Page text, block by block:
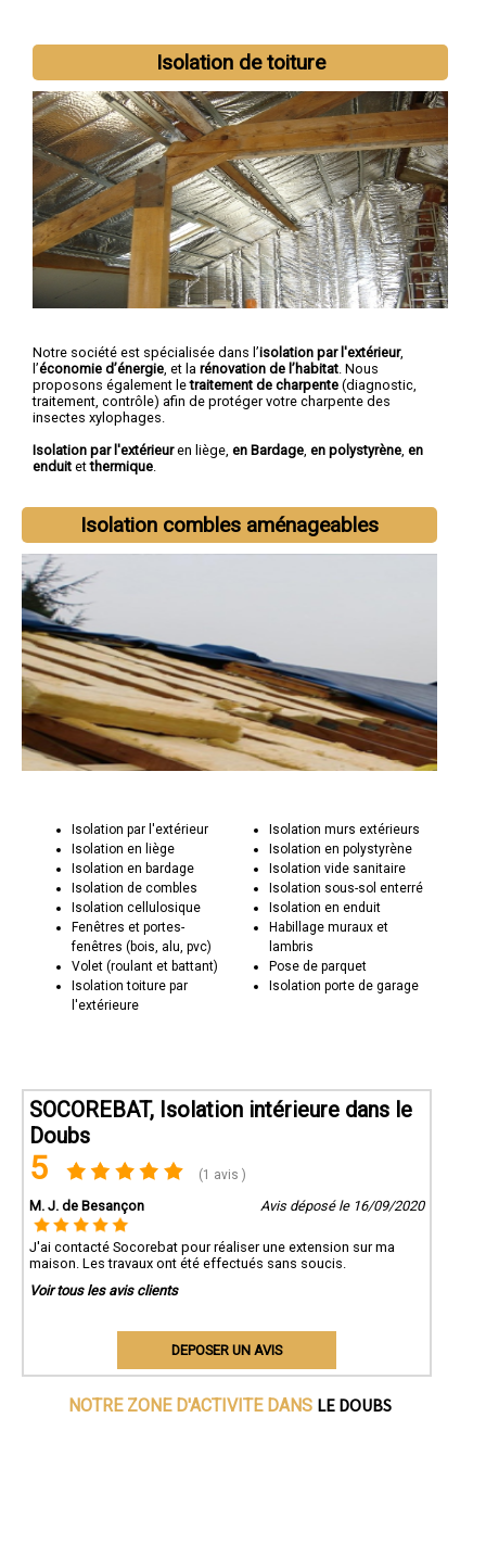
Isolation de toiture
Notre société est spécialisée dans l’isolation par l'extérieur,
l’économie d’énergie, et la rénovation de l’habitat. Nous
proposons également letraitement de charpente (diagnostic,
traitement, contrôle) afin de protéger votre charpente des
insectes xylophages.
Isolation par l'extérieuren liège, en Bardage, en polystyrène, en
enduit etthermique.
Isolation combles aménageables
Isolation par l'extérieur
Isolation en liège
Isolation en bardage
Isolation de combles
Isolation cellulosique
Fenêtres et portes-
fenêtres (bois, alu, pvc)
Volet (roulant et battant)
Isolation toiture par
l'extérieure
Isolation murs extérieurs
Isolation en polystyrène
Isolation vide sanitaire
Isolation sous-sol enterré
Isolation en enduit
Habillage muraux et
lambris
Pose de parquet
Isolation porte de garage
SOCOREBAT, Isolation intérieure dans le
Doubs
5 (1 avis )
M. J. de Besançon Avis déposé le 16/09/2020
J'ai contacté Socorebat pour réaliser une extension sur ma
maison. Les travaux ont été effectués sans soucis.
Voir tous les avis clients
DEPOSER UN AVIS
NOTRE ZONE D'ACTIVITE DANS LE DOUBS